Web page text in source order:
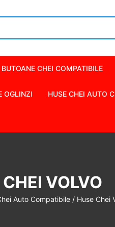
BUTOANE CHEI COMPATIBILE
OGLINZI HUSE CHEI AUTO
VOLVO
Auto Compatibile/ Huse Chei